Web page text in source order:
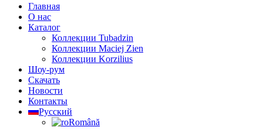
Главная
О нас
Каталог
Коллекции Tubadzin
Коллекции Maciej Zien
Коллекции Korzilius
Шоу-рум
Скачать
Новости
Контакты
Русский
Română